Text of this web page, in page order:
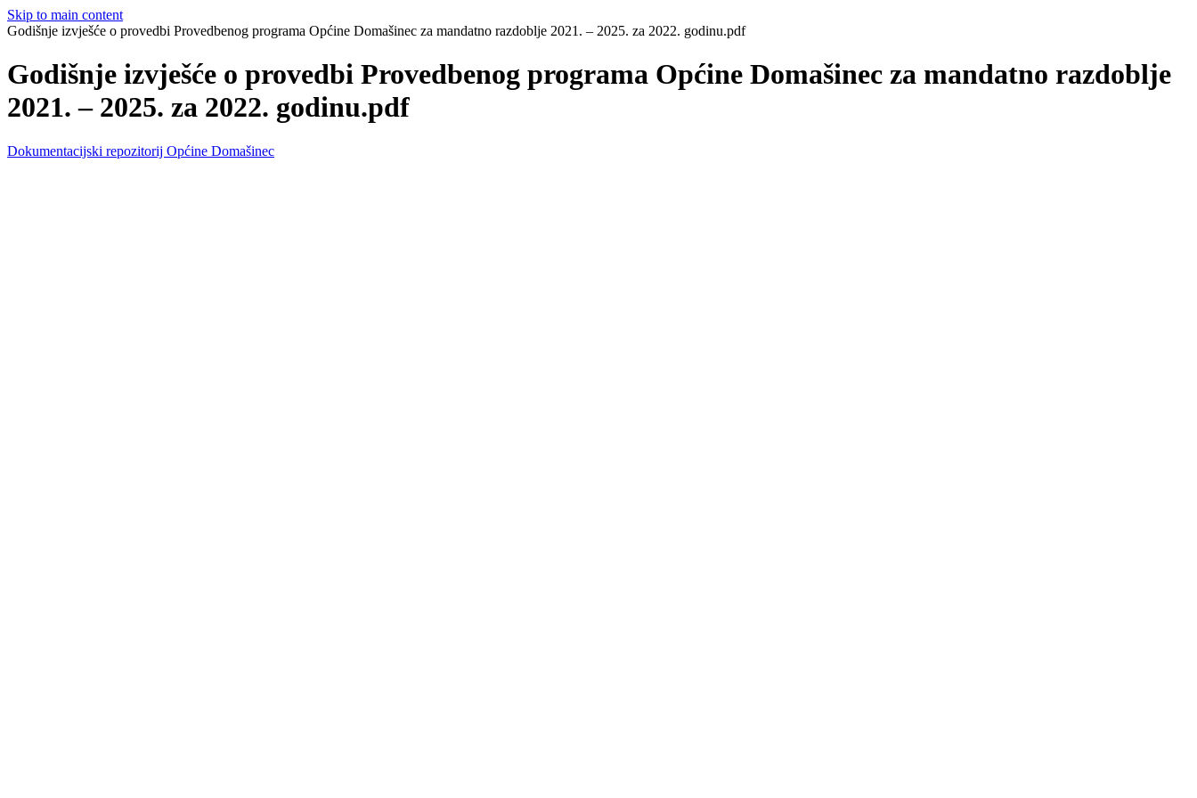
Skip to main content
Godišnje izvješće o provedbi Provedbenog programa Općine Domašinec za mandatno razdoblje 2021. – 2025. za 2022. godinu.pdf
Godišnje izvješće o provedbi Provedbenog programa Općine Domašinec za mandatno razdoblje
2021. – 2025. za 2022. godinu.pdf
Dokumentacijski repozitorij Općine Domašinec